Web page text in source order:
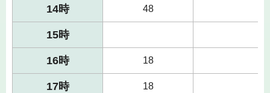
14時 48
15時
16時 18
17時 18